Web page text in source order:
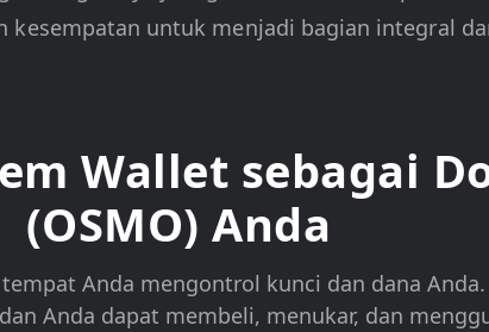
untuk menjadi bagian integral
Wallet sebagai
(OSMO) Anda
Anda mengontrol kunci dan dana
Anda dapat membeli, menukar, dan